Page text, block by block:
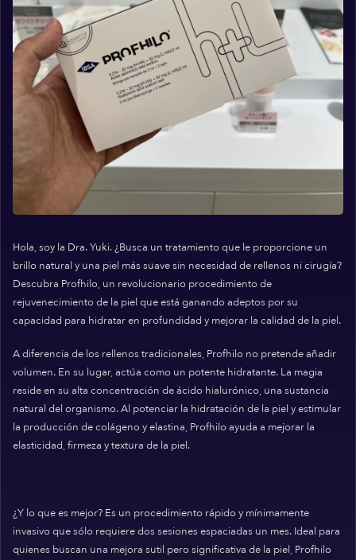
Hola, soy la Dra. Yuki. ¿Busca un tratamiento que le proporcione un
brillo natural y una piel más suave sin necesidad de rellenos ni cirugía?
Descubra Profhilo, un revolucionario procedimiento de
rejuvenecimiento de la piel que está ganando adeptos por su
capacidad para hidratar en profundidad y mejorar la calidad de la piel.
A diferencia de los rellenos tradicionales, Profhilo no pretende añadir
volumen. En su lugar, actúa como un potente hidratante. La magia
reside en su alta concentración de ácido hialurónico, una sustancia
natural del organismo. Al potenciar la hidratación de la piel y estimular
la producción de colágeno y elastina, Profhilo ayuda a mejorar la
elasticidad, firmeza y textura de la piel.
¿Y lo que es mejor? Es un procedimiento rápido y mínimamente
invasivo que sólo requiere dos sesiones espaciadas un mes. Ideal para
quienes buscan una mejora sutil pero significativa de la piel, Profhilo